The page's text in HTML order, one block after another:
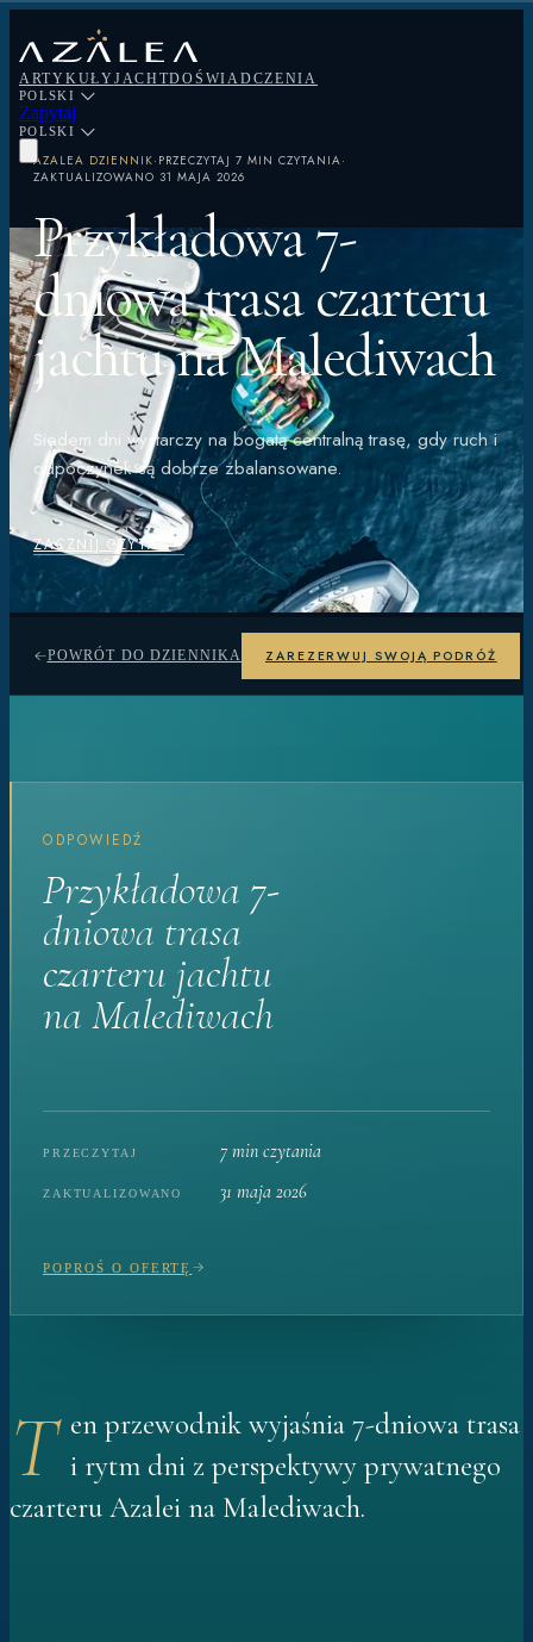
ARTYKUŁY JACHT DOŚWIADCZENIA
POLSKI
Zapytaj
POLSKI
AZALEA DZIENNIK· PRZECZYTAJ 7 MIN CZYTANIA·
ZAKTUALIZOWANO 31 MAJA 2026
Przykładowa 7-
dniowa trasa czarteru
jachtu na Malediwach
Siedem dni wystarczy na bogatą centralną trasę, gdy ruch i
odpoczynek są dobrze zbalansowane.
ZACZNIJ CZYTAĆ
POWRÓT DO DZIENNIKA ZAREZERWUJ SWOJĄ PODRÓŻ
ODPOWIEDŹ
Przykładowa 7-
dniowa trasa
czarteru jachtu
na Malediwach
PRZECZYTAJ 7 min czytania
ZAKTUALIZOWANO 31 maja 2026
POPROŚ O OFERTĘ
T en przewodnik wyjaśnia 7-dniowa trasa
i rytm dni z perspektywy prywatnego
czarteru Azalei na Malediwach.